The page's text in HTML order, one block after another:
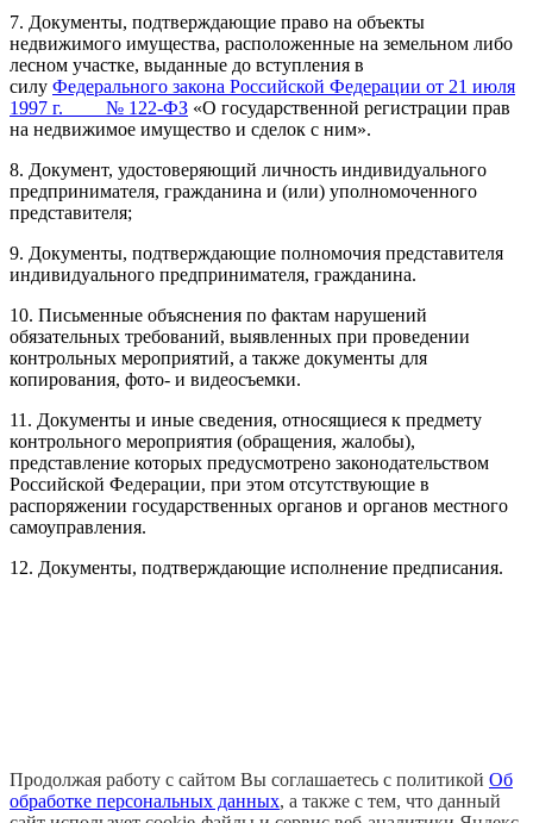
7. Документы, подтверждающие право на объекты
недвижимого имущества, расположенные на земельном либо
лесном участке, выданные до вступления в
силу Федерального закона Российской Федерации от 21 июля
1997 г. № 122-ФЗ «О государственной регистрации прав
на недвижимое имущество и сделок с ним».
8. Документ, удостоверяющий личность индивидуального
предпринимателя, гражданина и (или) уполномоченного
представителя;
9. Документы, подтверждающие полномочия представителя
индивидуального предпринимателя, гражданина.
10. Письменные объяснения по фактам нарушений
обязательных требований, выявленных при проведении
контрольных мероприятий, а также документы для
копирования, фото- и видеосъемки.
11. Документы и иные сведения, относящиеся к предмету
контрольного мероприятия (обращения, жалобы),
представление которых предусмотрено законодательством
Российской Федерации, при этом отсутствующие в
распоряжении государственных органов и органов местного
самоуправления.
12. Документы, подтверждающие исполнение предписания.
Продолжая работу с сайтом Вы соглашаетесь с политикой Об
обработке персональных данных, а также с тем, что данный